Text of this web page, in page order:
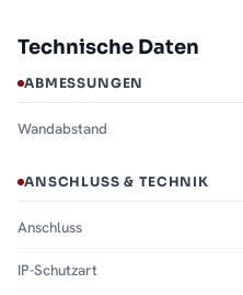
Technische Daten
ABMESSUNGEN
Wandabstand
ANSCHLUSS & TECHNIK
Anschluss
IP-Schutzart